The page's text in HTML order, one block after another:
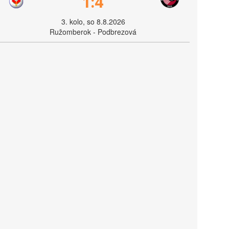
3. kolo, so 8.8.2026
Ružomberok - Podbrezová